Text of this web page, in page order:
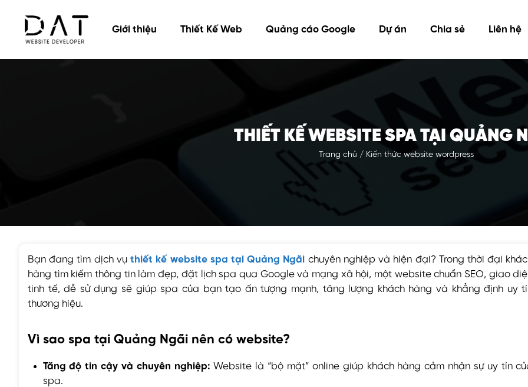
Giới thiệu Thiết Kế Web Quảng cáo Google Dự án Chia sẻ Liên hệ
THIẾT KẾ WEBSITE SPA TẠI QUẢNG
Trang chủ / Kiến thức website wordpress
Bạn đang tìm dịch vụthiết kế website spa tại Quảng Ngãi chuyên nghiệp và hiện đại? Trong thời đại
hàng tìm kiếm thông tin làm đẹp, đặt lịch spa qua Google và mạng xã hội, một website chuẩn SEO, giao
tinh tế, dễ sử dụng sẽ giúp spa của bạn tạo ấn tượng mạnh, tăng lượng khách hàng và khẳng định uy
thương hiệu.
Vì sao spa tại Quảng Ngãi nên có website?
Tăng độ tin cậy và chuyên nghiệp: Website là “bộ mặt” online giúp khách hàng cảm nhận sự uy tín
spa.